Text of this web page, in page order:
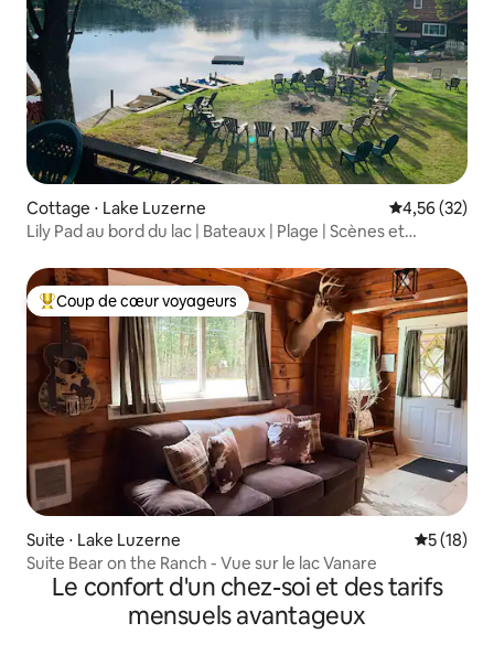
Cottage ⋅ Lake Luzerne Évaluation
4,56 (32)
Lily Pad au bord du lac | Bateaux | Plage | Scènes et
Coups de cœur voyageurs les plus appréciés
Coup de cœur voyageurs
Suite ⋅ Lake Luzerne
5 (18)
Suite Bear on the Ranch - Vue sur le lac Vanare
Le confort d'un chez-soi et des tarifs
mensuels avantageux